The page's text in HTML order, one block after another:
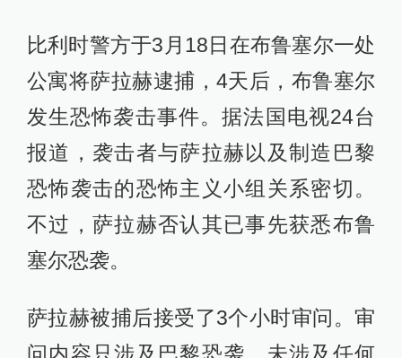
比利时警方于3月18日在布鲁塞尔一处
公寓将萨拉赫逮捕，4天后，布鲁塞尔
发生恐怖袭击事件。据法国电视24台
报道，袭击者与萨拉赫以及制造巴黎
恐怖袭击的恐怖主义小组关系密切。
不过，萨拉赫否认其已事先获悉布鲁
塞尔恐袭。
萨拉赫被捕后接受了3个小时审问。审
问内容只涉及巴黎恐袭，未涉及任何